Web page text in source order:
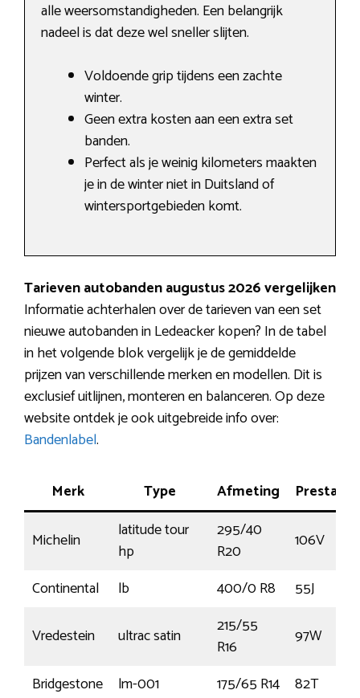
alle weersomstandigheden. Een belangrijk
nadeel is dat deze wel sneller slijten.
Voldoende grip tijdens een zachte
winter.
Geen extra kosten aan een extra set
banden.
Perfect als je weinig kilometers maakten
je in de winter niet in Duitsland of
wintersportgebieden komt.
Tarieven autobanden augustus 2026 vergelijken
Informatie achterhalen over de tarieven van een set
nieuwe autobanden in Ledeacker kopen? In de tabel
in het volgende blok vergelijk je de gemiddelde
prijzen van verschillende merken en modellen. Dit is
exclusief uitlijnen, monteren en balanceren. Op deze
website ontdek je ook uitgebreide info over:
Bandenlabel.
Merk Type Afmeting Prestatie
Michelin
latitude tour
hp
295/40
R20
106V
Continental
lb 400/0 R8
55J
Vredestein
ultrac satin
215/55
R16
97W
Bridgestone
lm-001 175/65 R14
82T